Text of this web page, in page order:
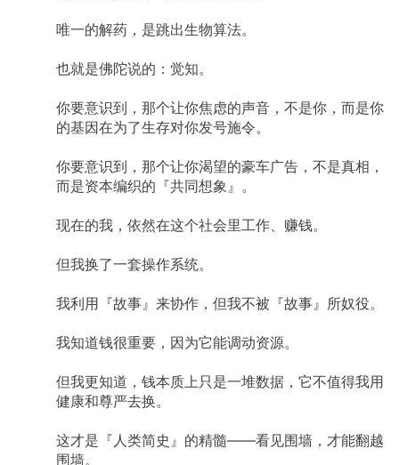
唯一的解药，是跳出生物算法。
也就是佛陀说的：觉知。
你要意识到，那个让你焦虑的声音，不是你，而是你
的基因在为了生存对你发号施令。
你要意识到，那个让你渴望的豪车广告，不是真相，
而是资本编织的『共同想象』。
现在的我，依然在这个社会里工作、赚钱。
但我换了一套操作系统。
我利用『故事』来协作，但我不被『故事』所奴役。
我知道钱很重要，因为它能调动资源。
但我更知道，钱本质上只是一堆数据，它不值得我用
健康和尊严去换。
这才是『人类简史』的精髓——看见围墙，才能翻越
围墙。